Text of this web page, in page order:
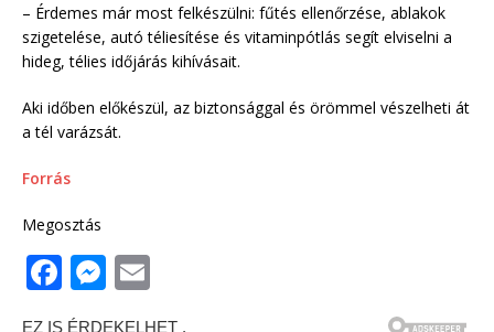
– Érdemes már most felkészülni: fűtés ellenőrzése, ablakok
szigetelése, autó téliesítése és vitaminpótlás segít elviselni a
hideg, télies időjárás kihívásait.
Aki időben előkészül, az biztonsággal és örömmel vészelheti át
a tél varázsát.
Forrás
Megosztás
F
a
M